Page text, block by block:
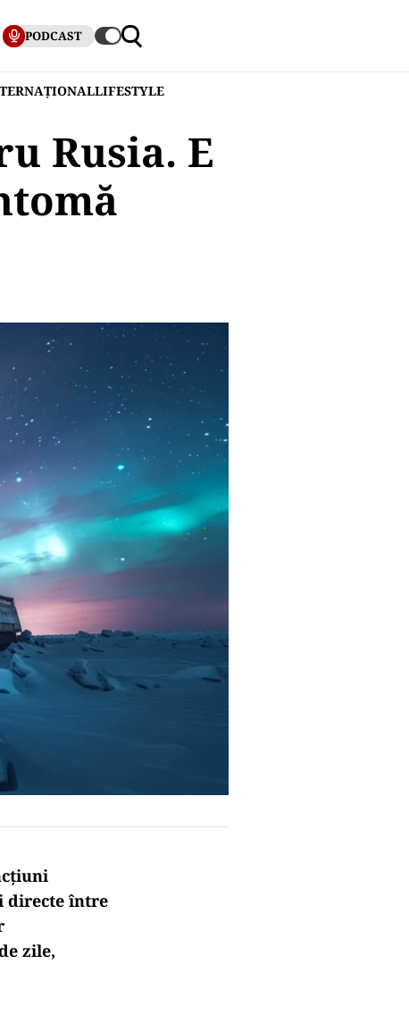
PODCAST
LIFESTYLE
Rusia. E
directe între
zile,